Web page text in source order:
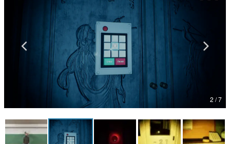
具体的な形から解き明かしていく、硬派で骨太な評論連載
です。
ゲームが変えた日本語
「経験値」「裏技」「ラスボス」… ゲームにまつわる言葉
の起源や用法の変遷を、コンピューター文化史研究家・タ
イニーP氏が徹底調査。
カテゴリ
マンガ
女性向け
2 / 7